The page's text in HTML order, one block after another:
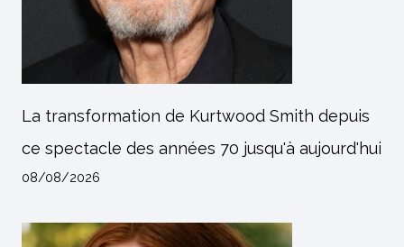
La transformation de Kurtwood Smith depuis
ce spectacle des années 70 jusqu'à aujourd'hui
08/08/2026